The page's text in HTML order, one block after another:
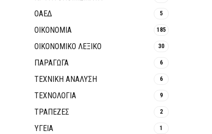
ΟΑΕΔ 5
ΟΙΚΟΝΟΜΙΑ 185
ΟΙΚΟΝΟΜΙΚΟ ΛΕΞΙΚΟ 30
ΠΑΡΑΓΩΓΑ 6
ΤΕΧΝΙΚΗ ΑΝΑΛΥΣΗ 6
ΤΕΧΝΟΛΟΓΙΑ 9
ΤΡΆΠΕΖΕΣ 2
ΥΓΕΙΑ 1